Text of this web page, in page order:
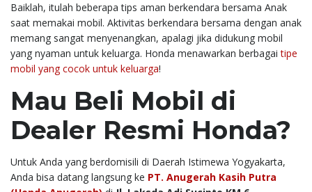
Baiklah, itulah beberapa tips aman berkendara bersama Anak
saat memakai mobil. Aktivitas berkendara bersama dengan anak
memang sangat menyenangkan, apalagi jika didukung mobil
yang nyaman untuk keluarga. Honda menawarkan berbagaitipe
mobil yang cocok untuk keluarga!
Mau Beli Mobil di
Dealer Resmi Honda?
Untuk Anda yang berdomisili di Daerah Istimewa Yogyakarta,
Anda bisa datang langsung ke PT. Anugerah Kasih Putra